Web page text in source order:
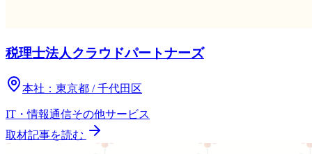
税理士法人クラウドパートナーズ
本社： 東京都 / 千代田区
IT・情報通信その他サービス
取材記事を読む